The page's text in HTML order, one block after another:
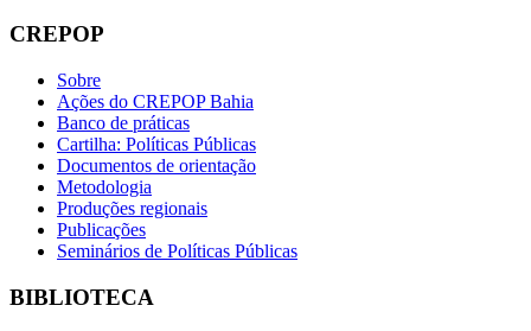
CREPOP
Sobre
Ações do CREPOP Bahia
Banco de práticas
Cartilha: Políticas Públicas
Documentos de orientação
Metodologia
Produções regionais
Publicações
Seminários de Políticas Públicas
BIBLIOTECA